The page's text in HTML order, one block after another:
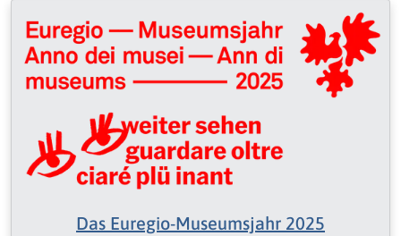
Das Euregio-Museumsjahr 2025